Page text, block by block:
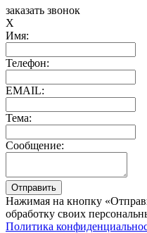
заказать звонок
X
Имя:
Телефон:
EMAIL:
Тема:
Сообщение:
Нажимая на кнопку
обработку своих
Политика